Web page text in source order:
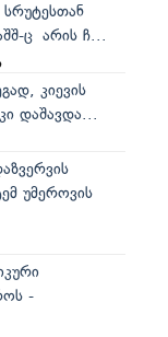
ც არის ჩ...
კიევის
დაშავდა...
უმეროვის
-